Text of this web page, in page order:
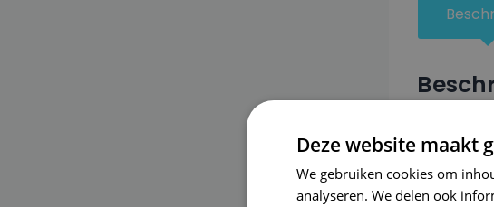
Een
oppervlak
Deze website maakt
We gebruiken cookies om
analyseren. We delen ook